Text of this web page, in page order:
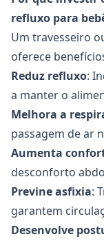
refluxo para
Um travesseiro
oferece
Reduz refluxo:
a manter o
Melhora a
passagem de ar
Aumenta
desconforto
Previne asfixia:
garantem
Desenvolve